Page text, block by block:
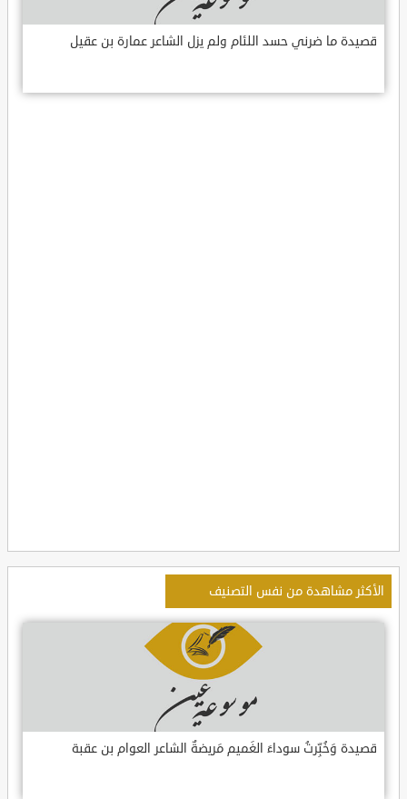
قصيدة ما ضرني حسد اللئام ولم يزل الشاعر عمارة بن عقيل
الأكثر مشاهدة من نفس التصنيف
قصيدة وَخُبِّرتُ سوداءَ الغَميم مَريضةٌ الشاعر العوام بن عقبة